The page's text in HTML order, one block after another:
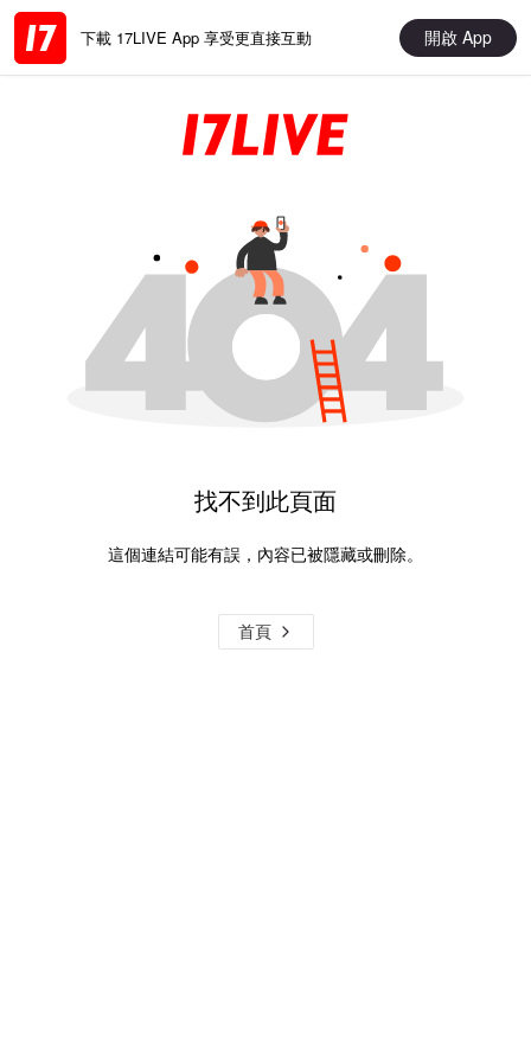
下載 17LIVE App 享受更直接互動 開啟 App
找不到此頁面
這個連結可能有誤，內容已被隱藏或刪除。
首頁